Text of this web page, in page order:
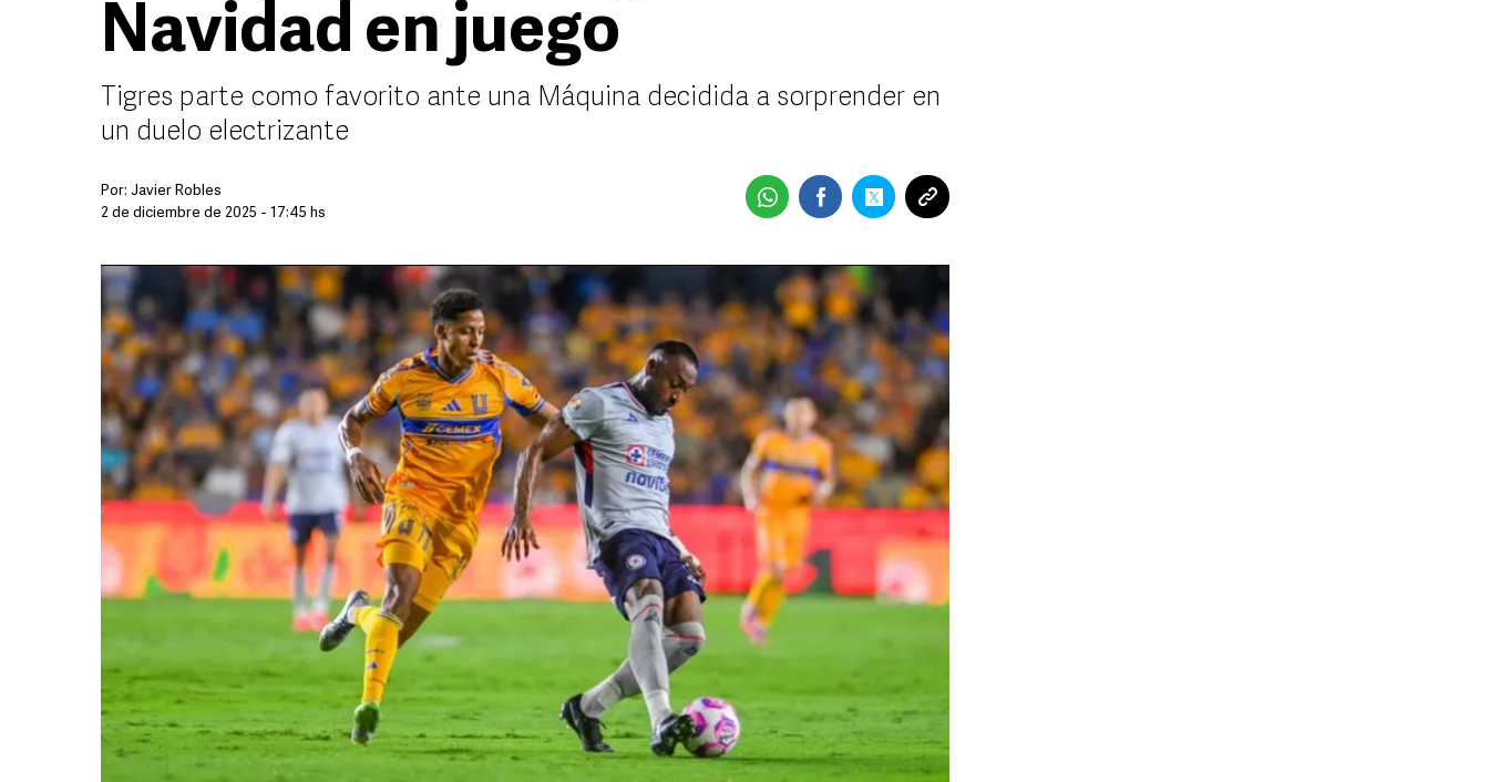
Navidad en juego
Tigres parte como favorito ante una Máquina decidida a sorprender en
un duelo electrizante
Por: Javier Robles
2 de diciembre de 2025 - 17:45 hs